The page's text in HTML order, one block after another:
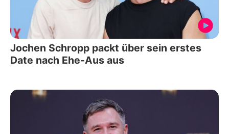
Jochen Schropp packt über sein erstes
Date nach Ehe-Aus aus